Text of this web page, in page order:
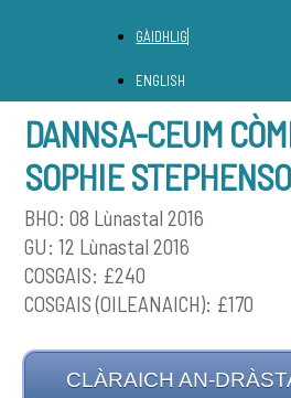
GÀIDHLIG
ENGLISH
DANNSA-CEUM
SOPHIE
BHO: 08 Lùnastal 2016
GU: 12 Lùnastal 2016
COSGAIS: £240
COSGAIS (OILEANAICH): £170
CLÀRAICH AN-